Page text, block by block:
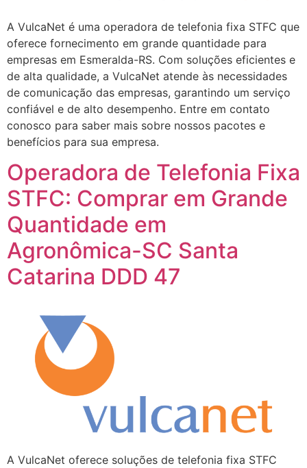
A VulcaNet é uma operadora de telefonia fixa STFC que
oferece fornecimento em grande quantidade para
empresas em Esmeralda-RS. Com soluções eficientes e
de alta qualidade, a VulcaNet atende às necessidades
de comunicação das empresas, garantindo um serviço
confiável e de alto desempenho. Entre em contato
conosco para saber mais sobre nossos pacotes e
benefícios para sua empresa.
Operadora de Telefonia Fixa
STFC: Comprar em Grande
Quantidade em
Agronômica-SC Santa
Catarina DDD 47
A VulcaNet oferece soluções de telefonia fixa STFC